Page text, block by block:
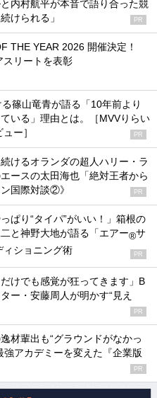
内村航平が本音で語り合った競
けられる」
PR
THE YEAR 2026 開催決定！
スリートを表彰
篠山竜青が語る「10年前より
いる」理由とは。［MVVりらい
ー］
PR
けるオランダの超人ハリー・ラ
ースの太田海也「絶対王者から
国際対談②》
PR
ぱり“タイパ”がいい！」箱根の
と神野大地が語る「エアー®サ
ィショニング術 PR
だけでも感覚が狂ってきます」B
ー・安藤周人が明かす“見え
PR
材輩出も“グラウンドがなかっ
アカデミーを変えた『企業版
PR